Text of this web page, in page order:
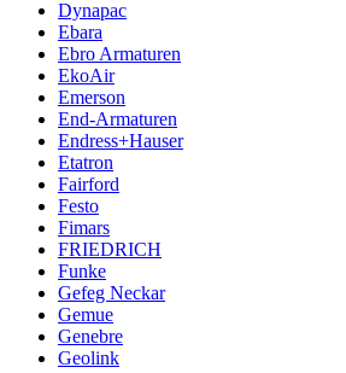
Dynapac
Ebara
Ebro Armaturen
EkoAir
Emerson
End-Armaturen
Endress+Hauser
Etatron
Fairford
Festo
Fimars
FRIEDRICH
Funke
Gefeg Neckar
Gemue
Genebre
Geolink